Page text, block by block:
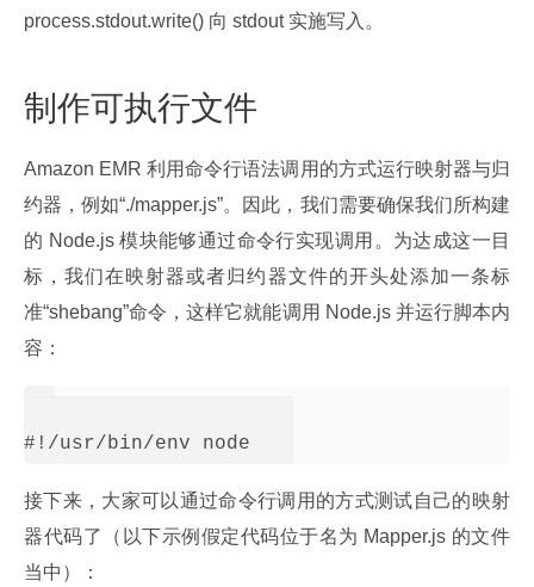
process.stdout.write() 向 stdout 实施写入。
制作可执行文件
Amazon EMR 利用命令行语法调用的方式运行映射器与归
约器，例如“./mapper.js”。因此，我们需要确保我们所构建
的 Node.js 模块能够通过命令行实现调用。为达成这一目
标，我们在映射器或者归约器文件的开头处添加一条标
准“shebang”命令，这样它就能调用 Node.js 并运行脚本内
容：
接下来，大家可以通过命令行调用的方式测试自己的映射
器代码了（以下示例假定代码位于名为 Mapper.js 的文件
当中）：